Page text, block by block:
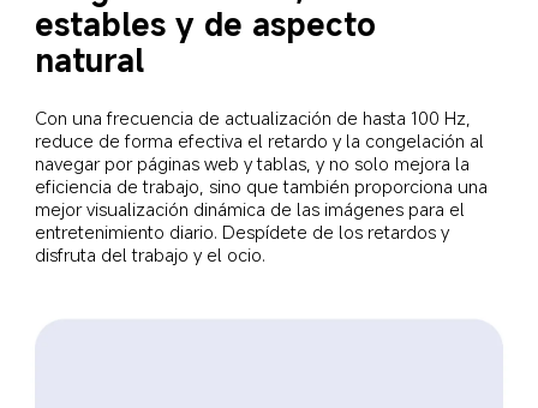
estables y de aspecto
natural
Con una frecuencia de actualización de hasta 100 Hz,
reduce de forma efectiva el retardo y la congelación al
navegar por páginas web y tablas, y no solo mejora la
eficiencia de trabajo, sino que también proporciona una
mejor visualización dinámica de las imágenes para el
entretenimiento diario. Despídete de los retardos y
disfruta del trabajo y el ocio.